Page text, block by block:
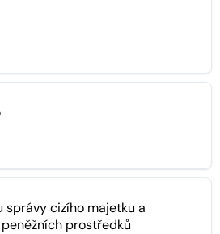
správy cizího majetku a
prostředků